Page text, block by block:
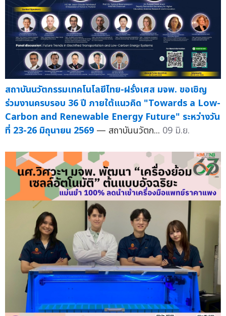
สถาบันนวัตกรรมเทคโนโลยีไทย-ฝรั่งเศส มจพ. ขอเชิญ
ร่วมงานครบรอบ 36 ปี ภายใต้แนวคิด "Towards a Low-
Carbon and Renewable Energy Future" ระหว่างวัน
ที่ 23-26 มิถุนายน 2569 — สถาบันนวัตก... 09 มิ.ย.